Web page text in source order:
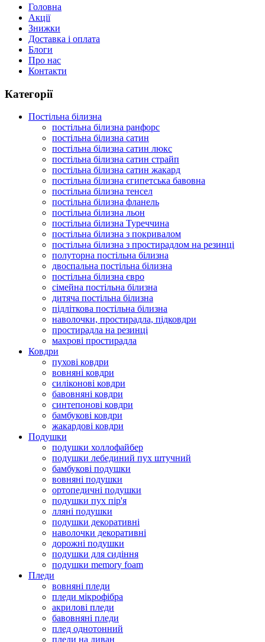
Головна
Акції
Знижки
Доставка і оплата
Блоги
Про нас
Контакти
Категорії
Постільна білизна
постільна білизна ранфорс
постільна білизна сатин
постільна білизна сатин люкс
постільна білизна сатин страйп
постільна білизна сатин жакард
постільна білизна єгипетська бавовна
постільна білизна тенсел
постільна білизна фланель
постільна білизна льон
постільна білизна Туреччина
постільна білизна з покривалом
постільна білизна з простирадлом на резинці
полуторна постільна білизна
двоспальна постільна білизна
постільна білизна євро
сімейна постільна білизна
дитяча постільна білизна
підліткова постільна білизна
наволочки, простирадла, підковдри
простирадла на резинці
махрові простирадла
Ковдри
пухові ковдри
вовняні ковдри
силіконові ковдри
бавовняні ковдри
синтепонові ковдри
бамбукові ковдри
жакардові ковдри
Подушки
подушки холлофайбер
подушки лебединий пух штучний
бамбукові подушки
вовняні подушки
ортопедичні подушки
подушки пух пір'я
лляні подушки
подушки декоративні
наволочки декоративні
дорожні подушки
подушки для сидіння
подушки memory foam
Пледи
вовняні пледи
пледи мікрофібра
акрилові пледи
бавовняні пледи
плед однотонний
пледи на диван